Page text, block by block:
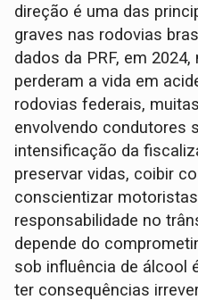
direção é uma das
graves nas rodovias
dados da PRF, em
perderam a vida em
rodovias federais,
envolvendo condutores
intensificação da
preservar vidas, coibir
conscientizar
responsabilidade no
depende do
sob influência de álcool
ter consequências